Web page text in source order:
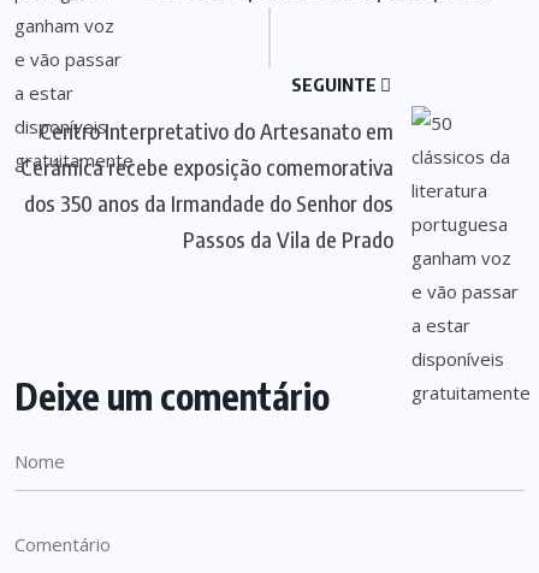
SEGUINTE
Centro Interpretativo do Artesanato em
Cerâmica recebe exposição comemorativa
dos 350 anos da Irmandade do Senhor dos
Passos da Vila de Prado
Deixe um comentário